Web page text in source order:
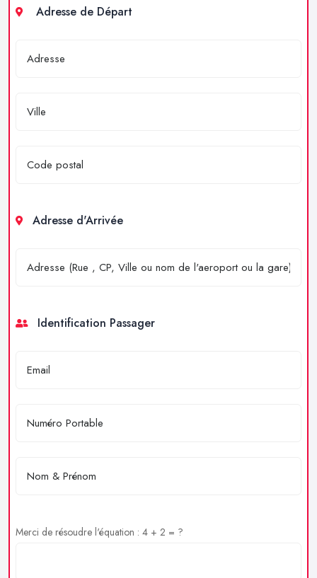
Adresse de Départ
Adresse d'Arrivée
Identification Passager
Merci de résoudre l'équation : 4 + 2 = ?